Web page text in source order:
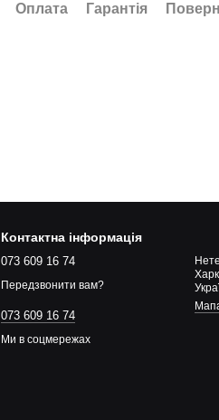
Оплата Гарантія
Контактна інформація
073 609 16 74
Передзвонити вам?
073 609 16 74
Ми в соцмережах